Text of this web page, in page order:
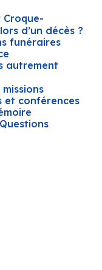
d’un décès ?
funéraires
autrement
et conférences